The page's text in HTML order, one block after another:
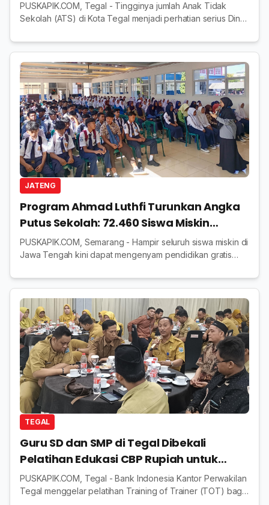
PUSKAPIK.COM, Tegal - Tingginya jumlah Anak Tidak
Sekolah (ATS) di Kota Tegal menjadi perhatian serius Dinas
Berdasarkan data terbaru, sedikitnya 1.420 ...
JATENG
Program Ahmad Luthfi Turunkan Angka
Putus Sekolah: 72.460 Siswa Miskin
Terakomodasi SPMB Gratis
PUSKAPIK.COM, Semarang - Hampir seluruh siswa miskin di
Jawa Tengah kini dapat mengenyam pendidikan gratis
swasta yang tergabung dalam program kem...
TEGAL
Guru SD dan SMP di Tegal Dibekali
Pelatihan Edukasi CBP Rupiah untuk
Siswa
PUSKAPIK.COM, Tegal - Bank Indonesia Kantor Perwakilan
Tegal menggelar pelatihan Training of Trainer (TOT) bagi